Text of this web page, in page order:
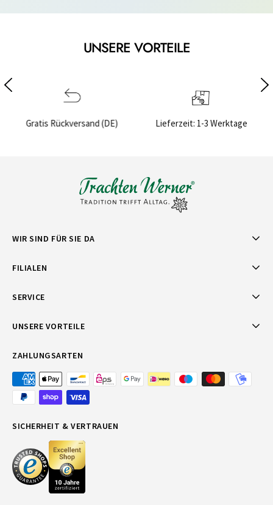
UNSERE VORTEILE
(DE) Lieferzeit: 1-3 Werktage Sichere
WIR SIND FÜR SIE DA
FILIALEN
SERVICE
UNSERE VORTEILE
ZAHLUNGSARTEN
SICHERHEIT & VERTRAUEN